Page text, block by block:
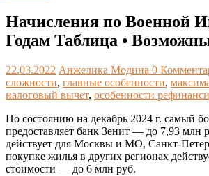
Начисления по Военной
Годам Таблица •
22.03.2022 Анжелика Модина 0
сложности, главные особенности,
налоговый вычет, особенности
По состоянию на декабрь 2024 г. самый
предоставляет банк Зенит — до 7,93 млн
действует для Москвы и МО, Санкт-
покупке жилья в других регионах
стоимости — до 6 млн руб.